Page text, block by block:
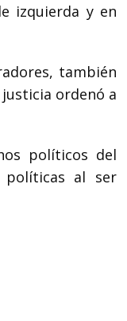
izquierda y en
también
ordenó a
políticos del
políticas al ser